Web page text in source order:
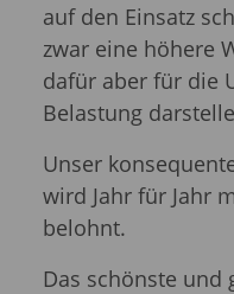
auf den Einsatz
zwar eine höhere
dafür aber für die
Belastung
Unser
wird Jahr für Jahr
belohnt.
Das schönste und